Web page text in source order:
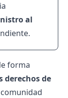
al
forma
derechos de